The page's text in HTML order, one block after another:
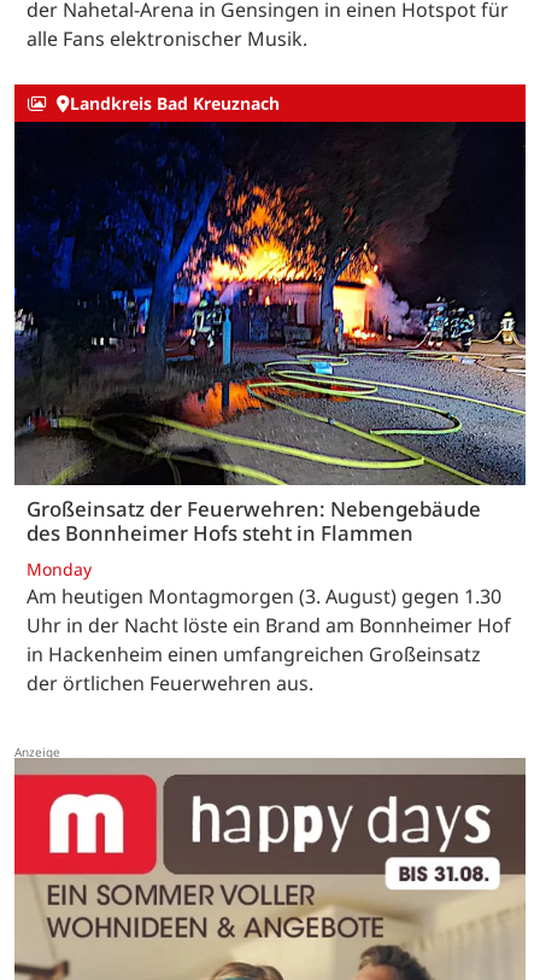
der Nahetal-Arena in Gensingen in einen Hotspot für
alle Fans elektronischer Musik.
Landkreis Bad Kreuznach
Großeinsatz der Feuerwehren: Nebengebäude
des Bonnheimer Hofs steht in Flammen
Monday
Am heutigen Montagmorgen (3. August) gegen 1.30
Uhr in der Nacht löste ein Brand am Bonnheimer Hof
in Hackenheim einen umfangreichen Großeinsatz
der örtlichen Feuerwehren aus.